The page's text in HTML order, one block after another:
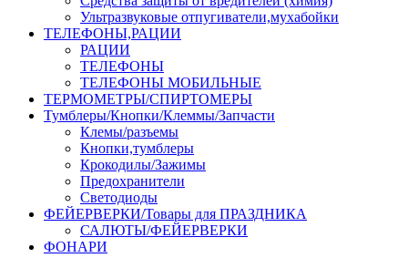
Ультразвуковые отпугиватели,мухабойки
ТЕЛЕФОНЫ,РАЦИИ
РАЦИИ
ТЕЛЕФОНЫ
ТЕЛЕФОНЫ МОБИЛЬНЫЕ
ТЕРМОМЕТРЫ/СПИРТОМЕРЫ
Тумблеры/Кнопки/Клеммы/Запчасти
Клемы/разъемы
Кнопки,тумблеры
Крокодилы/Зажимы
Предохранители
Светодиоды
ФЕЙЕРВЕРКИ/Товары для ПРАЗДНИКА
САЛЮТЫ/ФЕЙЕРВЕРКИ
ФОНАРИ